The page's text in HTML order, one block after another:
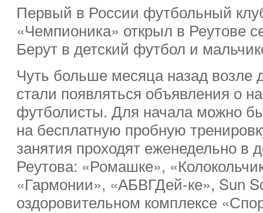
Первый в России футбольный
«Чемпионика» открыл в Реутове
Берут в детский футбол и
Чуть больше месяца назад возле
стали появляться объявления о
футболисты. Для начала можно
на бесплатную пробную
занятия проходят еженедельно в
Реутова: «Ромашке»,
«Гармонии», «АБВГДей-ке», Sun
оздоровительном комплексе